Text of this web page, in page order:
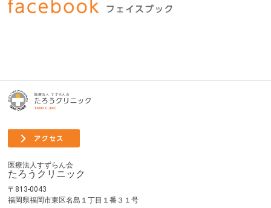
医療法人すずらん会
たろうクリニック
〒813-0043
福岡県福岡市東区名島１丁目１番３１号